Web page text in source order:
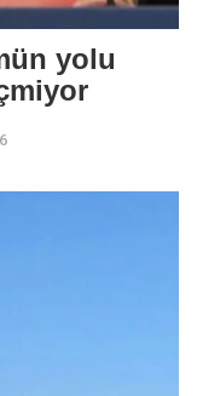
yolu